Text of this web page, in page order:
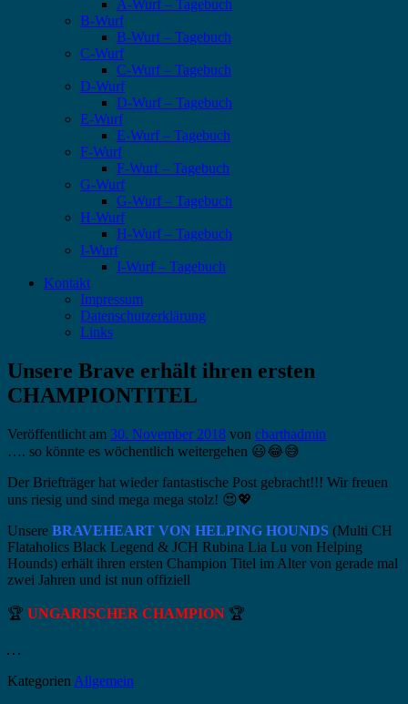
A-Wurf – Tagebuch
B-Wurf
B-Wurf – Tagebuch
C-Wurf
C-Wurf – Tagebuch
D-Wurf
D-Wurf – Tagebuch
E-Wurf
E-Wurf – Tagebuch
F-Wurf
F-Wurf – Tagebuch
G-Wurf
G-Wurf – Tagebuch
H-Wurf
H-Wurf – Tagebuch
I-Wurf
I-Wurf – Tagebuch
Kontakt
Impressum
Datenschutzerklärung
Links
Unsere Brave erhält ihren ersten
CHAMPIONTITEL
Veröffentlicht am 30. November 2018 von cbarthadmin
…. so könnte es wöchentlich weitergehen 😃😂😅
Der Briefträger hat wieder fantastische Post gebracht!!! Wir freuen
uns riesig und sind mega mega stolz! 😍💖
Unsere BRAVEHEART VON HELPING HOUNDS (Multi CH
Flataholics Black Legend & JCH Rubina Lia Lu von Helping
Hounds) erhält ihren ersten Champion Titel im Alter von gerade mal
zwei Jahren und ist nun offiziell
🏆 UNGARISCHER CHAMPION 🏆
Kategorien Allgemein